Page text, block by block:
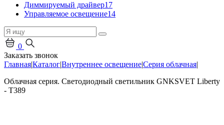
Диммируемый драйвер17
Управляемое освещение14
0
Заказать звонок
Главная|Каталог|Внутреннее освещение|Серия облачная|
Облачная серия. Светодиодный светильник GNKSVET Liberty
- T389